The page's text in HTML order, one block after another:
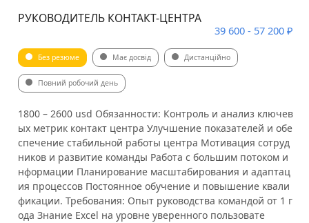
РУКОВОДИТЕЛЬ КОНТАКТ-ЦЕНТРА
39 600 - 57 200 ₽
Без резюме Має досвід Дистанційно
Повний робочий день
1800 – 2600 usd Обязанности: Контроль и анализ ключев
ых метрик контакт центра Улучшение показателей и обе
спечение стабильной работы центра Мотивация сотруд
ников и развитие команды Работа с большим потоком и
нформации Планирование масштабирования и адаптац
ия процессов Постоянное обучение и повышение квали
фикации. Требования: Опыт руководства командой от 1 г
ода Знание Excel на уровне уверенного пользовате